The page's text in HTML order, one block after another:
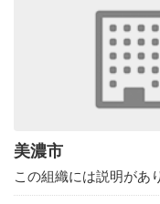
美濃市
この組織には説明があ